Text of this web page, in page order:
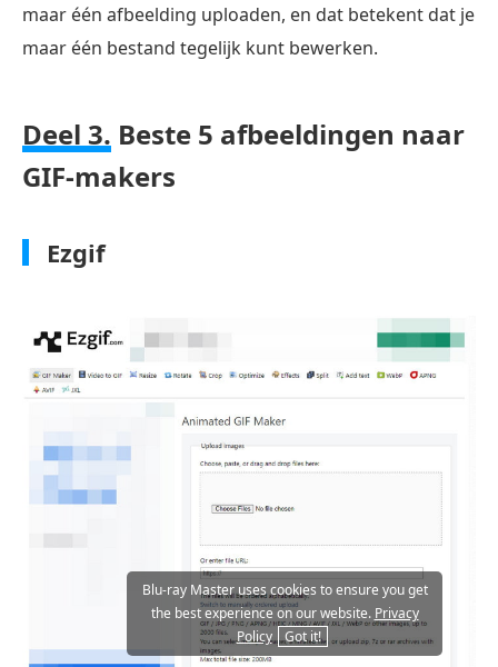
maar één afbeelding uploaden, en dat betekent dat je
maar één bestand tegelijk kunt bewerken.
Deel 3. Beste 5 afbeeldingen naar
GIF-makers
Ezgif
Blu-ray Master uses cookies to ensure you get
the best experience on our website. Privacy
Policy
Got it!